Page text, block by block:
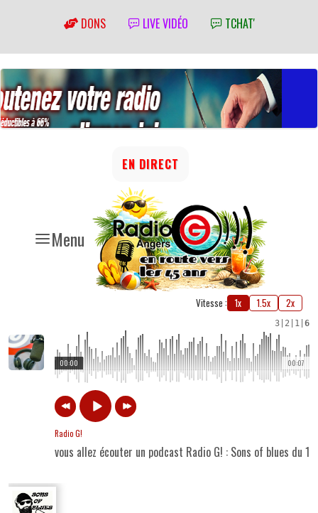
DONS LIVE VIDÉO TCHAT'
Menu
EN DIRECT
Vitesse : 1x 1.5x 2x
3 2 1 6
00:07
00:00
Radio G!
vous allez écouter un podcast Radio G! : Sons of blues du